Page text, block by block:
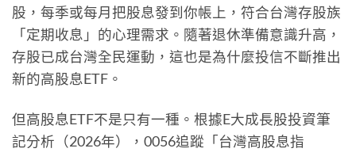
股，每季或每月把股息發到你帳上，符合台灣存股族
「定期收息」的心理需求。隨著退休準備意識升高，
存股已成台灣全民運動，這也是為什麼投信不斷推出
新的高股息ETF。
但高股息ETF不是只有一種。根據E大成長股投資筆
記分析（2026年），0056追蹤「台灣高股息指